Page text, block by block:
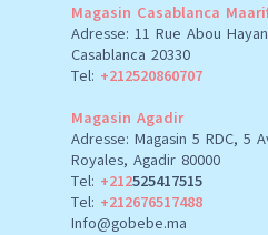
Magasin Casablanca
Adresse: 11 Rue Abou
Casablanca 20330
Tel: +212520860707
Magasin Agadir
Adresse: Magasin 5 RDC, 5
Royales, Agadir 80000
Tel: +212525417515
Tel: +212676517488
Info@gobebe.ma